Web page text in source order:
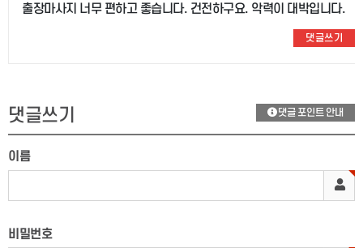
출장마사지 너무 편하고 좋습니다. 건전하구요. 악력이 대박입니다.
댓글쓰기
댓글쓰기 댓글 포인트 안내
이름
비밀번호